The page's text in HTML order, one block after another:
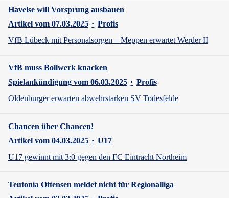
Havelse will Vorsprung ausbauen
Artikel vom 07.03.2025 · Profis
VfB Lübeck mit Personalsorgen – Meppen erwartet Werder II
VfB muss Bollwerk knacken
Spielankündigung vom 06.03.2025 · Profis
Oldenburger erwarten abwehrstarken SV Todesfelde
Chancen über Chancen!
Artikel vom 04.03.2025 · U17
U17 gewinnt mit 3:0 gegen den FC Eintracht Northeim
Teutonia Ottensen meldet nicht für Regionalliga